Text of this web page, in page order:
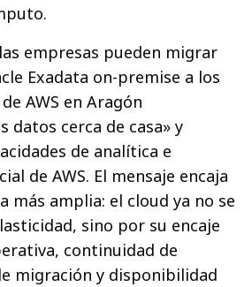
empresas pueden migrar
Exadata on-premise a los
AWS en Aragón
datos cerca de casa» y
de analítica e
de AWS. El mensaje encaja
más amplia: el cloud ya no se
sino por su encaje
continuidad de
migración y disponibilidad